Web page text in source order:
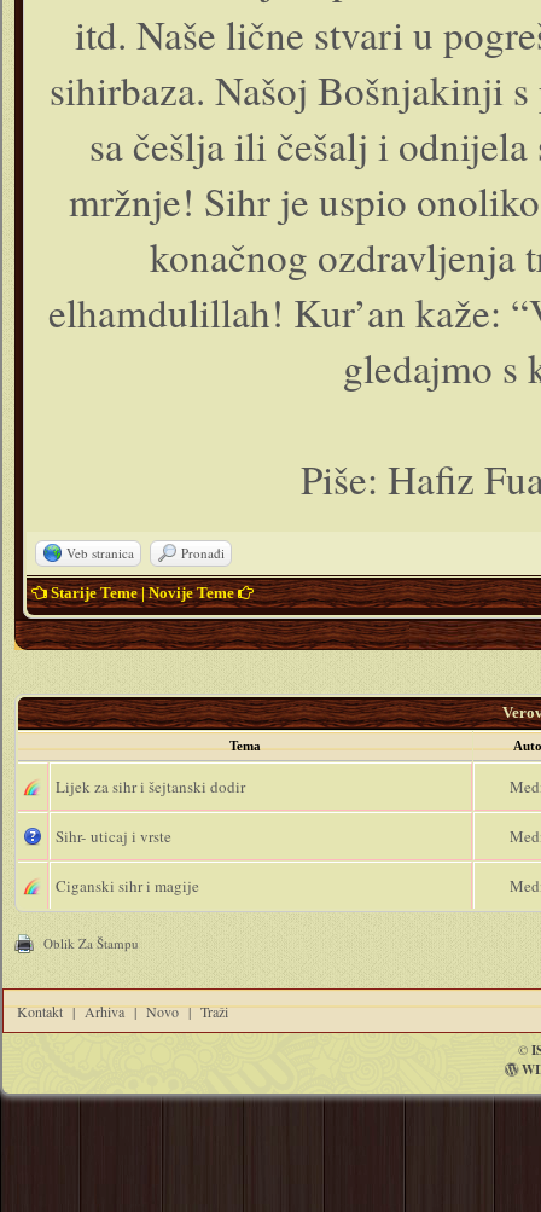
itd. Naše lične stvari u
sihirbaza. Našoj Bošnjakinji
sa češlja ili češalj i
mržnje! Sihr je uspio
konačnog ozdravljenja
elhamdulillah! Kur’an kaže:
gledajmo s
Piše: Hafiz
Veb stranica Pronađi
Starije Teme|Novije Teme
Tema
Lijek za sihr i šejtanski dodir
Sihr- uticaj i vrste
Ciganski sihr i magije
Oblik Za Štampu
Kontakt | Arhiva | Novo | Traži
©